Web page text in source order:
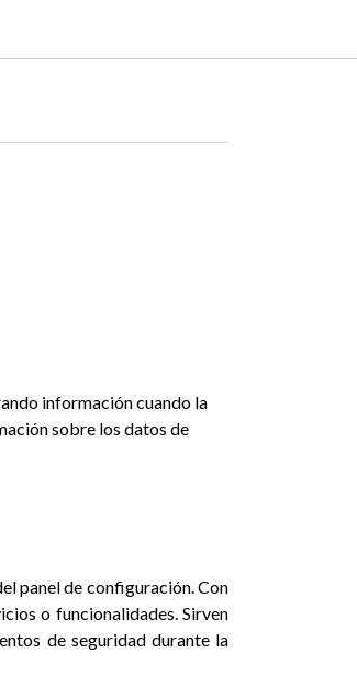
información cuando la
sobre los datos de
panel de configuración. Con
o funcionalidades. Sirven
de seguridad durante la